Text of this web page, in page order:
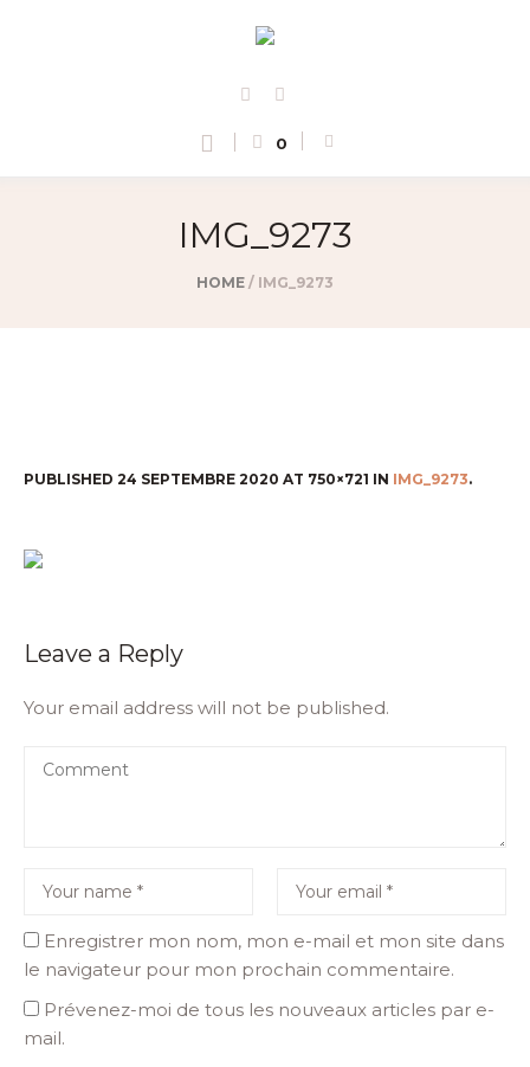
0
IMG_9273
HOME / IMG_9273
PUBLISHED 24 SEPTEMBRE 2020 AT 750×721 IN IMG_9273.
Leave a Reply
Your email address will not be published.
Enregistrer mon nom, mon e-mail et mon site dans
le navigateur pour mon prochain commentaire.
Prévenez-moi de tous les nouveaux articles par e-
mail.